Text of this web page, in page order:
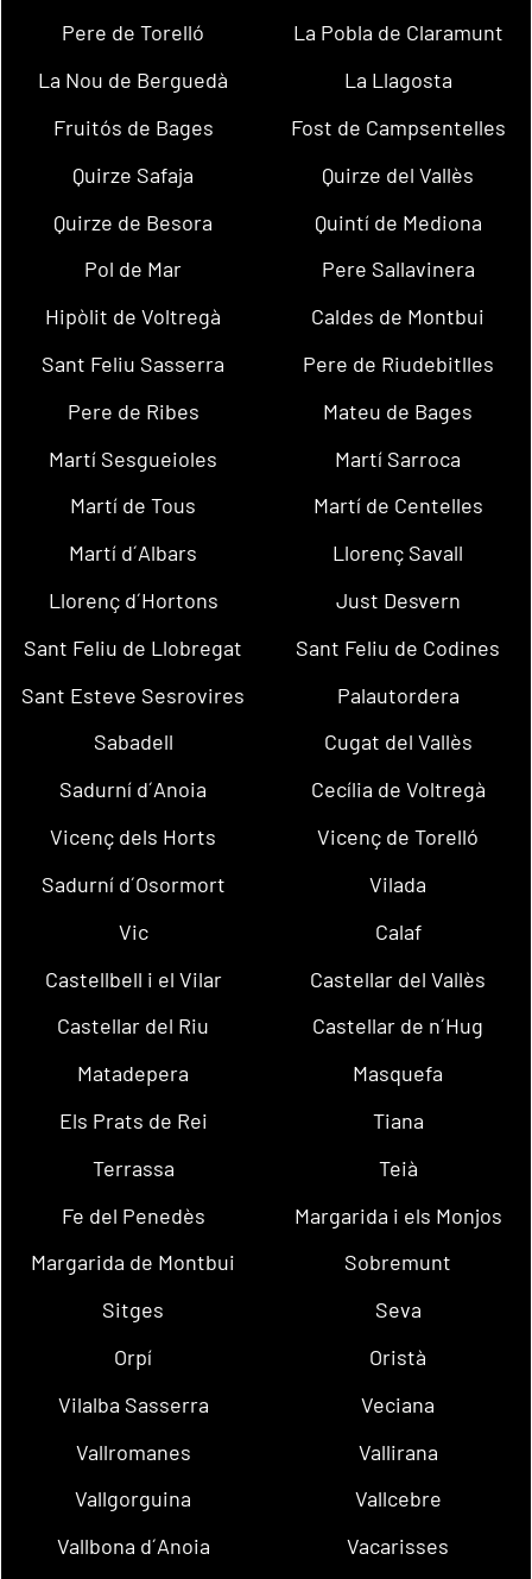
Pere de Torelló
La Pobla de Claramunt
La Nou de Berguedà
La Llagosta
Fruitós de Bages
Fost de Campsentelles
Quirze Safaja
Quirze del Vallès
Quirze de Besora
Quintí de Mediona
Pol de Mar
Pere Sallavinera
Hipòlit de Voltregà
Caldes de Montbui
Sant Feliu Sasserra
Pere de Riudebitlles
Pere de Ribes
Mateu de Bages
Martí Sesgueioles
Martí Sarroca
Martí de Tous
Martí de Centelles
Martí d´Albars
Llorenç Savall
Llorenç d´Hortons
Just Desvern
Sant Feliu de Llobregat
Sant Feliu de Codines
Sant Esteve Sesrovires
Palautordera
Sabadell
Cugat del Vallès
Sadurní d´Anoia
Cecília de Voltregà
Vicenç dels Horts
Vicenç de Torelló
Sadurní d´Osormort
Vilada
Vic
Calaf
Castellbell i el Vilar
Castellar del Vallès
Castellar del Riu
Castellar de n´Hug
Matadepera
Masquefa
Els Prats de Rei
Tiana
Terrassa
Teià
Fe del Penedès
Margarida i els Monjos
Margarida de Montbui
Sobremunt
Sitges
Seva
Orpí
Oristà
Vilalba Sasserra
Veciana
Vallromanes
Vallirana
Vallgorguina
Vallcebre
Vallbona d´Anoia
Vacarisses